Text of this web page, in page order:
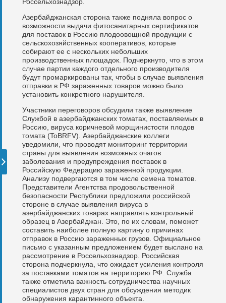
Азербайджанская сторона также подняла вопрос о
возможности выдачи фитосанитарных сертификатов
для поставок в Россию плодоовощной продукции с
сельскохозяйственных кооперативов, которые
собирают ее с нескольких небольших
производственных площадок. Подчеркнуто, что в этом
случае партии каждого отдельного производителя
будут промаркированы так, чтобы в случае выявления
отправки в РФ зараженных товаров можно было
установить конкретного нарушителя.
Участники переговоров обсудили также выявление
Службой в азербайджанских томатах, поставляемых в
Россию, вируса коричневой морщинистости плодов
томата (ToBRFV). Азербайджанские коллеги
уведомили, что проводят мониторинг территории
страны для выявления возможных очагов
заболевания и предупреждения поставок в
Российскую Федерацию зараженной продукции.
Анализу подвергаются в том числе семена томатов.
Представители Агентства продовольственной
безопасности Республики предложили российской
стороне в случае выявления вируса в
азербайджанских товарах направлять контрольный
образец в Азербайджан. Это, по их словам, поможет
составить наиболее полную картину о причинах
отправок в Россию зараженных грузов. Официальное
письмо с указанным предложением будет выслано на
рассмотрение в Россельхознадзор. Российская
сторона подчеркнула, что ожидает усиления контроля
за поставками томатов на территорию РФ. Служба
также отметила важность сотрудничества научных
специалистов двух стран для обсуждения методик
обнаружения карантинного объекта.